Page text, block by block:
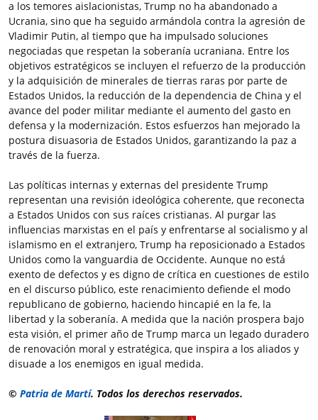
a los temores aislacionistas, Trump no ha abandonado a
Ucrania, sino que ha seguido armándola contra la agresión de
Vladimir Putin, al tiempo que ha impulsado soluciones
negociadas que respetan la soberanía ucraniana. Entre los
objetivos estratégicos se incluyen el refuerzo de la producción
y la adquisición de minerales de tierras raras por parte de
Estados Unidos, la reducción de la dependencia de China y el
avance del poder militar mediante el aumento del gasto en
defensa y la modernización. Estos esfuerzos han mejorado la
postura disuasoria de Estados Unidos, garantizando la paz a
través de la fuerza.
Las políticas internas y externas del presidente Trump
representan una revisión ideológica coherente, que reconecta
a Estados Unidos con sus raíces cristianas. Al purgar las
influencias marxistas en el país y enfrentarse al socialismo y al
islamismo en el extranjero, Trump ha reposicionado a Estados
Unidos como la vanguardia de Occidente. Aunque no está
exento de defectos y es digno de crítica en cuestiones de estilo
en el discurso público, este renacimiento defiende el modo
republicano de gobierno, haciendo hincapié en la fe, la
libertad y la soberanía. A medida que la nación prospera bajo
esta visión, el primer año de Trump marca un legado duradero
de renovación moral y estratégica, que inspira a los aliados y
disuade a los enemigos en igual medida.
© Patria de Martí. Todos los derechos reservados.